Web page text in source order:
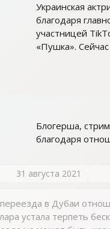
Украинская
благодаря
участницей
«Пушка».
Блогерша,
благодаря
31 августа 2021
в Дубаи
устала терпеть